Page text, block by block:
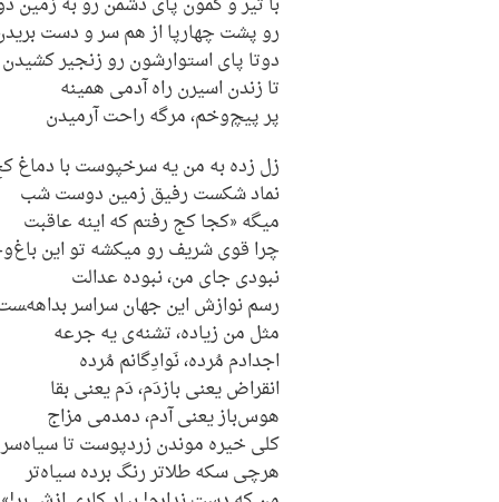
رو پشت چهارپا از هم سر و دست
دوتا پای استوارشون رو زنجیر کشیدن
تا زندن اسیرن راه آدمی همینه
پر پیچ‌وخم، مرگه راحت آرمیدن
زل زده به من یه سرخپوست با دماغ
نماد شکست رفیق زمین دوست شب
میگه «کجا کج رفتم که اینه عاقبت
چرا قوی شریف رو میکشه تو این
نبودی جای من، نبوده عدالت
رسم نوازش این جهان سراسر
مثل من زیاده، تشنه‌ی یه جرعه
اجدادم مُرده، نَوادِگانم مُرده
انقراض یعنی بازدَم، دَم یعنی بقا
هوس‌باز یعنی آدم، دمدمی مزاج
کلی خیره موندن زردپوست تا سیاه‌سر
هرچی سکه طلاتر رنگ برده سیاه‌تر